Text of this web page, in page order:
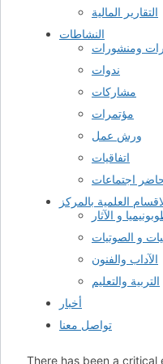
التقارير المالية
النشاطات
ومنشورات
ندوات
مشاركات
مؤتمرات
ورش عمل
اتفاقيات
اجتماعات
العلمية بالمركز
و الآثار
و الصوتيات
الآداب والفنون
التربية والتعليم
أخبار
تواصل معنا
There has been a critical